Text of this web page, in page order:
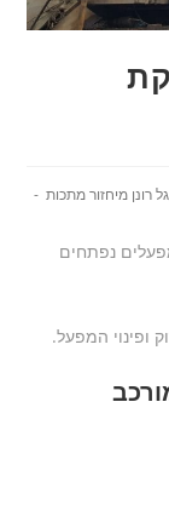
גל רונן מיחזור מתכות
נפתחים
ופינוי המפעל.